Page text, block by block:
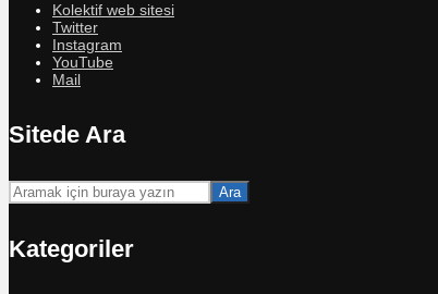
Kolektif web sitesi
Twitter
Instagram
YouTube
Mail
Sitede Ara
Ara
Kategoriler